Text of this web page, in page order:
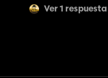
Ver 1 respuesta